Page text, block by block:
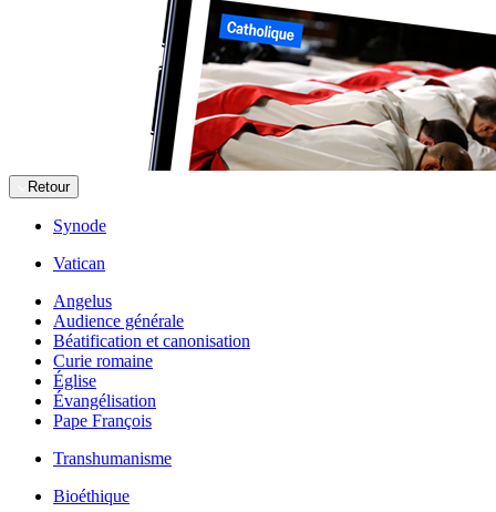
Retour
Synode
Vatican
Angelus
Audience générale
Béatification et canonisation
Curie romaine
Église
Évangélisation
Pape François
Transhumanisme
Bioéthique